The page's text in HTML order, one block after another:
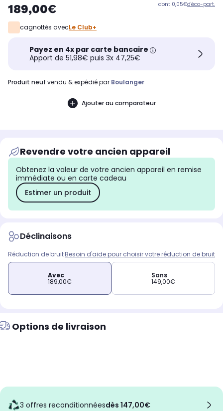
189,00€ dont 0,05€d'éco-part.
cagnottés avecLe Club+
Payez en 4x par carte bancaire
Apport de 51,98€ puis 3x 47,25€
produit neuf vendu & expédié par Boulanger
Ajouter au comparateur
Revendre votre ancien appareil
Obtenez la valeur de votre ancien appareil en remise
immédiate ou en carte cadeau
Estimer un produit
Déclinaisons
Réduction de bruitBesoin d'aide pour choisir votre réduction de bruit
Avec
189,00€
Sans
149,00€
Options de livraison
3 offres reconditionnées dès 147,00€